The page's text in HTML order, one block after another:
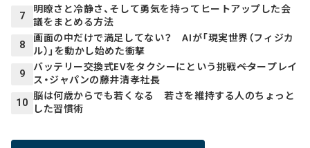
7
明瞭さと冷静さ、そして勇気を持ってヒートアップした会
議をまとめる方法
8
画面の中だけで満足してない？ AIが「現実世界（フィジカ
ル）」を動かし始めた衝撃
9
バッテリー交換式EVをタクシーにという挑戦――ベタープレイ
ス・ジャパンの藤井清孝社長
10
脳は何歳からでも若くなる 若さを維持する人のちょっと
した習慣術